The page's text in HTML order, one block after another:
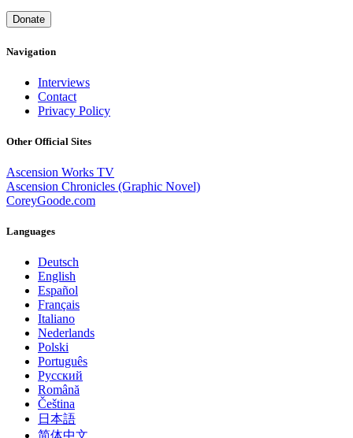
Donate
Navigation
Interviews
Contact
Privacy Policy
Other Official Sites
Ascension Works TV
Ascension Chronicles (Graphic Novel)
CoreyGoode.com
Languages
Deutsch
English
Español
Français
Italiano
Nederlands
Polski
Português
Pусский
Română
Čeština
日本語